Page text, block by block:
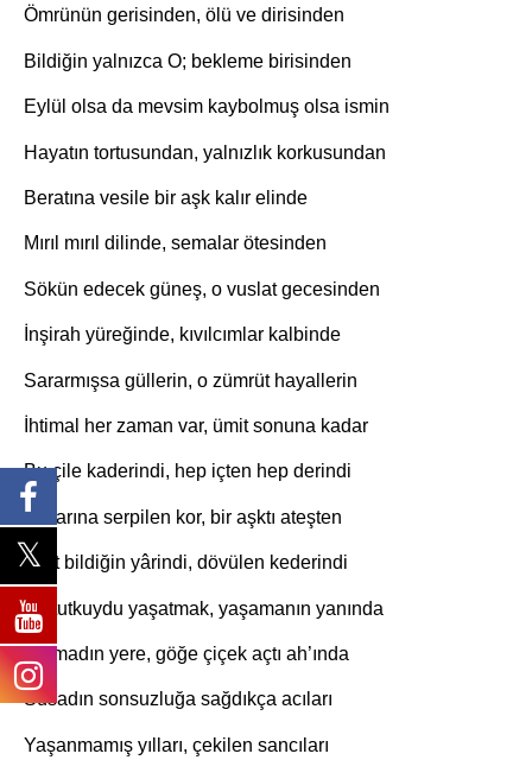
Ömrünün gerisinden, ölü ve dirisinden
Bildiğin yalnızca O; bekleme birisinden
Eylül olsa da mevsim kaybolmuş olsa ismin
Hayatın tortusundan, yalnızlık korkusundan
Beratına vesile bir aşk kalır elinde
Mırıl mırıl dilinde, semalar ötesinden
Sökün edecek güneş, o vuslat gecesinden
İnşirah yüreğinde, kıvılcımlar kalbinde
Sararmışsa güllerin, o zümrüt hayallerin
İhtimal her zaman var, ümit sonuna kadar
Bu çile kaderindi, hep içten hep derindi
Yollarına serpilen kor, bir aşktı ateşten
Dert bildiğin yârindi, dövülen kederindi
Bir tutkuydu yaşatmak, yaşamanın yanında
Sığmadın yere, göğe çiçek açtı ah’ında
Susadın sonsuzluğa sağdıkça acıları
Yaşanmamış yılları, çekilen sancıları